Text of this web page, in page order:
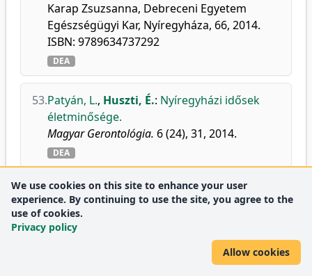
Karap Zsuzsanna, Debreceni Egyetem
Egészségügyi Kar, Nyíregyháza, 66, 2014.
ISBN: 9789634737292
DEA
53.Patyán, L., Huszti, É.: Nyíregyházi idősek
életminősége.
Magyar Gerontológia. 6 (24), 31, 2014.
DEA
54.Huszti, É., Takács, P.,Hüse, L.:SHARE - Az
egészségre, öregedésre és a nyugdíjba
vonulásra irányuló európai adatbázishoz
való kapcsolódás: az 50 évesnél idősebb
We use cookies on this site to enhance your user
experience. By continuing to use the site, you agree to the
use of cookies.
Privacy policy
Allow cookies